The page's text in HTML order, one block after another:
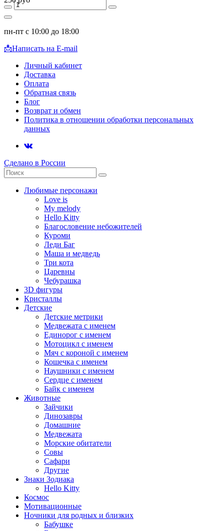
пн-пт с 10:00 до 18:00
📩Написать на E-mail
Личный кабинет
Доставка
Оплата
Обратная связь
Блог
Возврат и обмен
Политика в отношении обработки персональных
данных
Сделано в России
Любимые персонажи
Love is
My melody
Hello Kitty
Благословение небожителей
Куроми
Леди Баг
Маша и медведь
Три кота
Царевны
Чебурашка
3D фигуры
Кристаллы
Детские
Детские метрики
Медвежата с именем
Единорог с именем
Мотоцикл с именем
Мяч с короной с именем
Кошечка с именем
Наушники с именем
Сердце с именем
Байк с именем
Животные
Зайчики
Динозавры
Домашние
Медвежата
Морские обитатели
Совы
Сафари
Другие
Знаки Зодиака
Hello Kitty
Космос
Мотивационные
Ночники для родных и близких
Бабушке